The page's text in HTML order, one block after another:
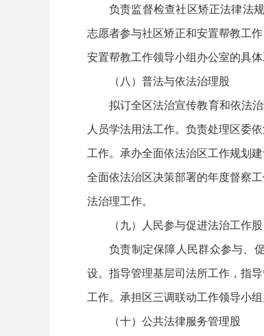
负责监督检查社区矫正法律法
志愿者参与社区矫正和安置帮教工
安置帮教工作领导小组办公室的具体
（八）普法与依法治理股
拟订全区法治宣传教育和依法
人员学法用法工作。负责处理区委
工作。承办全面依法治区工作规划
全面依法治区决策部署的年度督察
法治理工作。
（九）人民参与促进法治工作
负责制定保障人民群众参与、
设。指导管理基层司法所工作，指
工作。承担区三调联动工作领导小组
（十）公共法律服务管理股